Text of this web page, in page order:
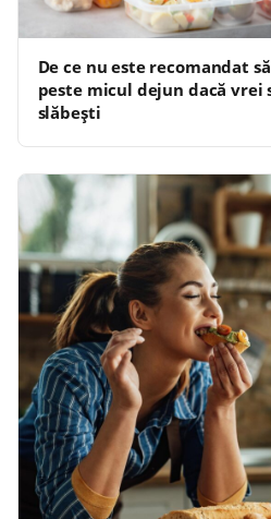
De ce nu este recomandat
peste micul dejun dacă vrei
slăbești